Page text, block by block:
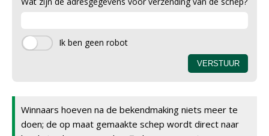
Winnaars hoeven na de bekendmaking niets meer te
doen; de op maat gemaakte schep wordt direct naar